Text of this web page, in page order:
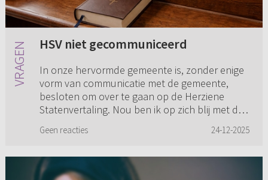
HSV niet gecommuniceerd
In onze hervormde gemeente is, zonder enige
vorm van communicatie met de gemeente,
besloten om over te gaan op de Herziene
Statenvertaling. Nou ben ik op zich blij met dit
Geen reacties 24-12-2025